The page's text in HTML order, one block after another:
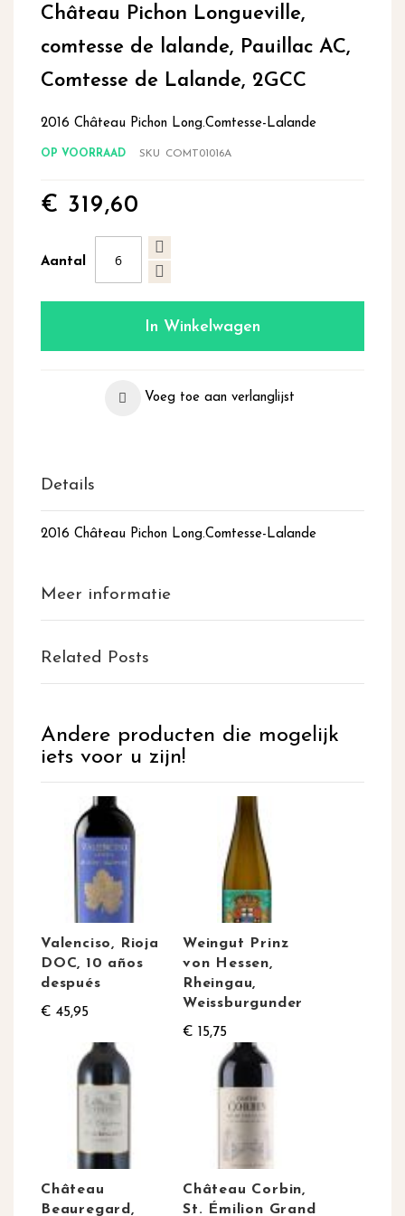
het
van
de
Château Pichon Longueville,
comtesse de lalande, Pauillac AC,
Comtesse de Lalande, 2GCC
2016 Château Pichon Long.Comtesse-Lalande
OP VOORRAAD SKU COMT01016A
€ 319,60
Aantal
In Winkelwagen
Voeg toe aan verlanglijst
Details
2016 Château Pichon Long.Comtesse-Lalande
Meer informatie
Related Posts
Andere producten die mogelijk
iets voor u zijn!
Valenciso, Rioja
DOC, 10 años
después
€ 45,95
Weingut Prinz
von Hessen,
Rheingau,
Weissburgunder
€ 15,75
Château
Beauregard,
Château Corbin,
St. Émilion Grand